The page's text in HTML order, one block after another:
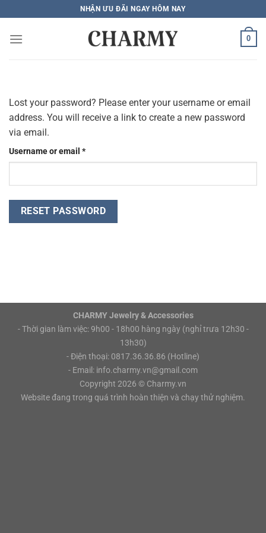
qua
nội
NHẬN ƯU ĐÃI NGAY HÔM NAY
0
Lost your password? Please enter your username or email
address. You will receive a link to create a new password
via email.
Username or email *Required
RESET PASSWORD
CHARMY Jewelry & Accessories
- Thời gian làm việc: 9h00 - 18h00 hàng ngày (nghỉ trưa 12h30 -
13h30)
- Điện thoại: 0817.36.36.86 (Hotline)
- Email: info.charmy.vn@gmail.com
Copyright 2026 © Charmy.vn
Website đang trong quá trình hoàn thiện và chạy thử nghiệm.